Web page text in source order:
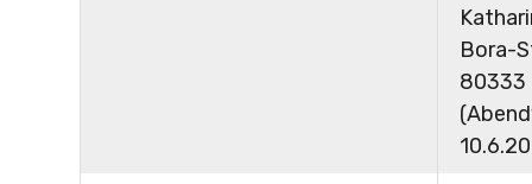
Bora-
80333